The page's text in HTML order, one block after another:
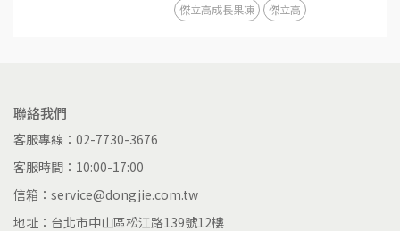
傑立高成長果凍
傑立高
聯絡我們
客服專線：02-7730-3676
客服時間：10:00-17:00
信箱：service@dongjie.com.tw
地址：台北市中山區松江路139號12樓